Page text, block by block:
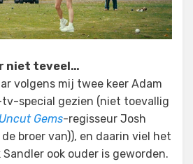
niet teveel…
volgens mij twee keer Adam
special gezien (niet toevallig
Uncut Gems-regisseur Josh
broer van)), en daarin viel het
Sandler ook ouder is geworden.